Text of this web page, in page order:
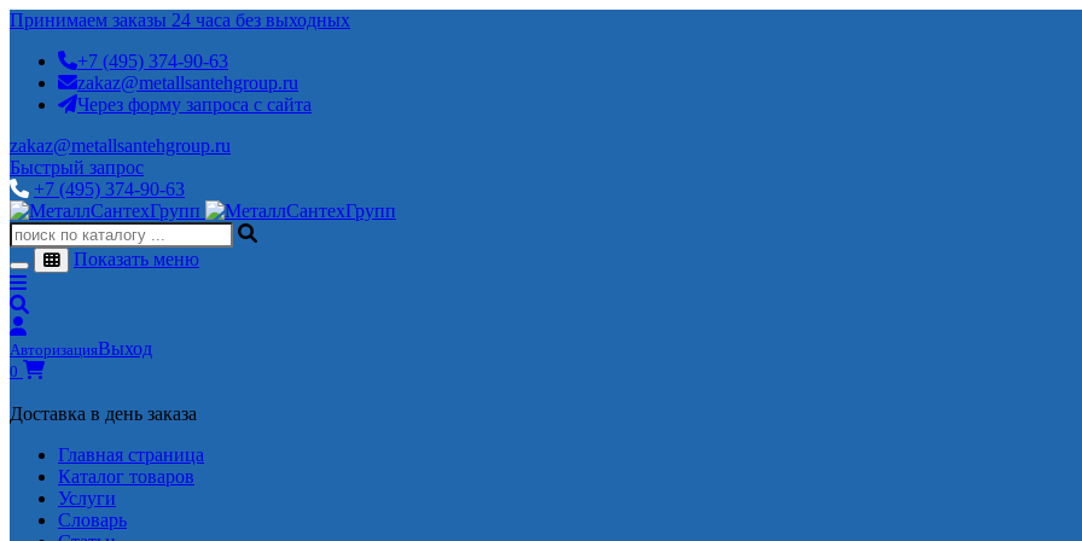
Принимаем заказы 24 часа без выходных
+7 (495) 374-90-63
zakaz@metallsantehgroup.ru
Через форму запроса с сайта
zakaz@metallsantehgroup.ru
Быстрый запрос
+7 (495) 374-90-63
Показать меню
АвторизацияВыход
0
Доставка в день заказа
Главная страница
Каталог товаров
Услуги
Словарь